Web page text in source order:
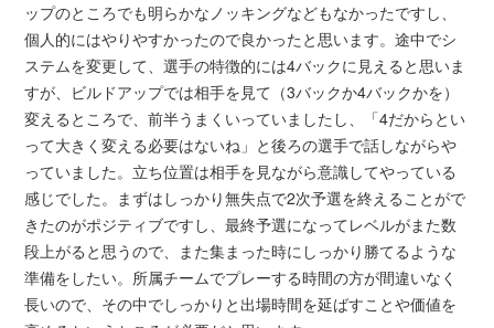
ップのところでも明らかなノッキングなどもなかったですし、
個人的にはやりやすかったので良かったと思います。途中でシ
ステムを変更して、選手の特徴的には4バックに見えると思いま
すが、ビルドアップでは相手を見て（3バックか4バックかを）
変えるところで、前半うまくいっていましたし、「4だからとい
って大きく変える必要はないね」と後ろの選手で話しながらや
っていました。立ち位置は相手を見ながら意識してやっている
感じでした。まずはしっかり無失点で2次予選を終えることがで
きたのがポジティブですし、最終予選になってレベルがまた数
段上がると思うので、また集まった時にしっかり勝てるような
準備をしたい。所属チームでプレーする時間の方が間違いなく
長いので、その中でしっかりと出場時間を延ばすことや価値を